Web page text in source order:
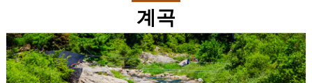
계곡